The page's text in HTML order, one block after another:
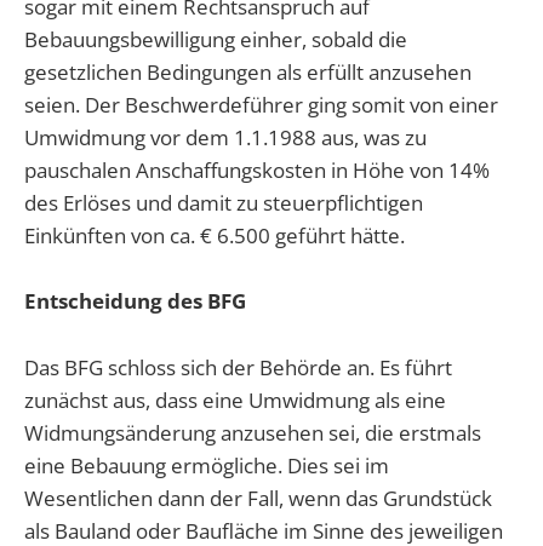
sogar mit einem Rechtsanspruch auf
Bebauungsbewilligung einher, sobald die
gesetzlichen Bedingungen als erfüllt anzusehen
seien. Der Beschwerdeführer ging somit von einer
Umwidmung vor dem 1.1.1988 aus, was zu
pauschalen Anschaffungskosten in Höhe von 14%
des Erlöses und damit zu steuerpflichtigen
Einkünften von ca. € 6.500 geführt hätte.
Entscheidung des BFG
Das BFG schloss sich der Behörde an. Es führt
zunächst aus, dass eine Umwidmung als eine
Widmungsänderung anzusehen sei, die erstmals
eine Bebauung ermögliche. Dies sei im
Wesentlichen dann der Fall, wenn das Grundstück
als Bauland oder Baufläche im Sinne des jeweiligen